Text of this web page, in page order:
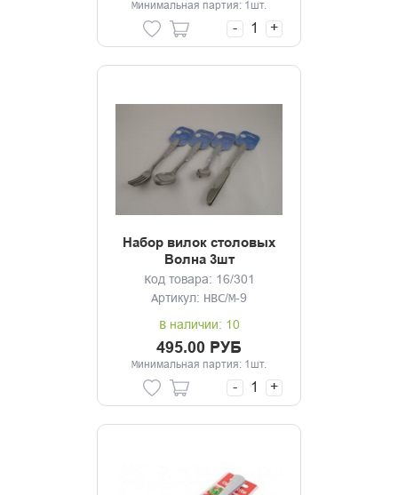
Минимальная партия: 1шт.
- +
Набор вилок столовых
Волна 3шт
Код товара: 16/301
Артикул: НВС/М-9
В наличии: 10
495.00 РУБ
Минимальная партия: 1шт.
- +